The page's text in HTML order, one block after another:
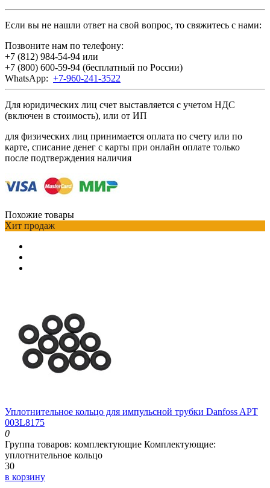
Если вы не нашли ответ на свой вопрос, то свяжитесь с нами:
Позвоните нам по телефону:
+7 (812) 984-54-94 или
+7 (800) 600-59-94 (бесплатный по России)
WhatsApp: +7-960-241-3522
Для юридических лиц счет выставляется с учетом НДС
(включен в стоимость), или от ИП
для физических лиц принимается оплата по счету или по
карте, списание денег с карты при онлайн оплате только
после подтверждения наличия
Похожие товары
Хит продаж
Уплотнительное кольцо для импульсной трубки Danfoss APT
003L8175
0
Группа товаров: комплектующие Комплектующие:
уплотнительное кольцо
30
в корзину